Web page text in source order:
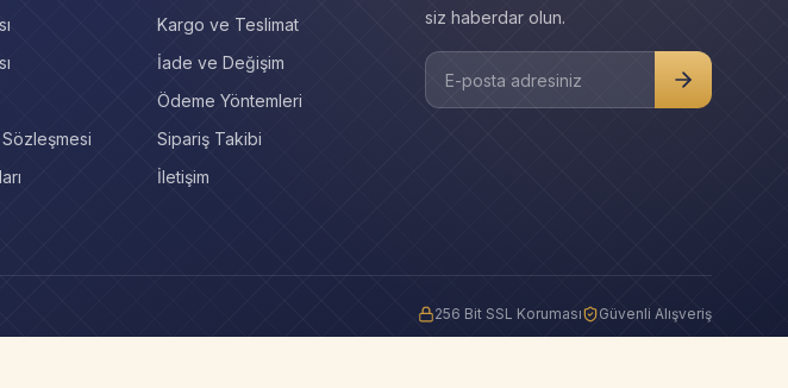
Kargo ve Teslimat
İade ve Değişim
Ödeme Yöntemleri
Sipariş Takibi
İletişim
siz haberdar olun.
E-posta adresiniz
256 Bit SSL Koruması Güvenli Alışveriş